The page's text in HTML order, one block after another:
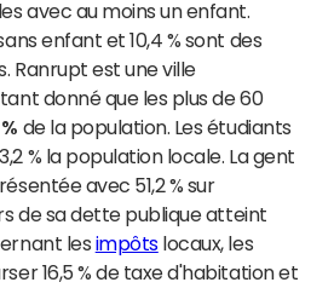
avec au moins un enfant.
enfant et 10,4 % sont des
Ranrupt est une ville
donné que les plus de 60
de la population. Les étudiants
% la population locale. La gent
avec 51,2 % sur
de sa dette publique atteint
les impôtslocaux, les
16,5 % de taxe d'habitation et